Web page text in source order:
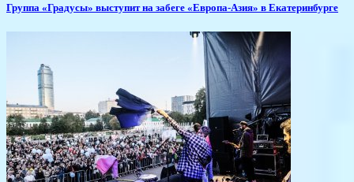
​Группа «Градусы» выступит на забеге «Европа-Азия» в Екатеринбурге